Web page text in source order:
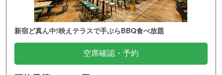
新宿ど真ん中!映えテラスで手ぶらBBQ食べ放題
空席確認・予約